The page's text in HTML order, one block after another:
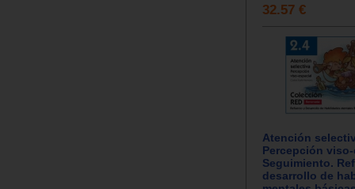
32.57 €
Atención
Percepción
Seguimiento.
desarrollo de